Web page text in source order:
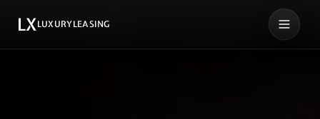
LXLUXURYLEASING